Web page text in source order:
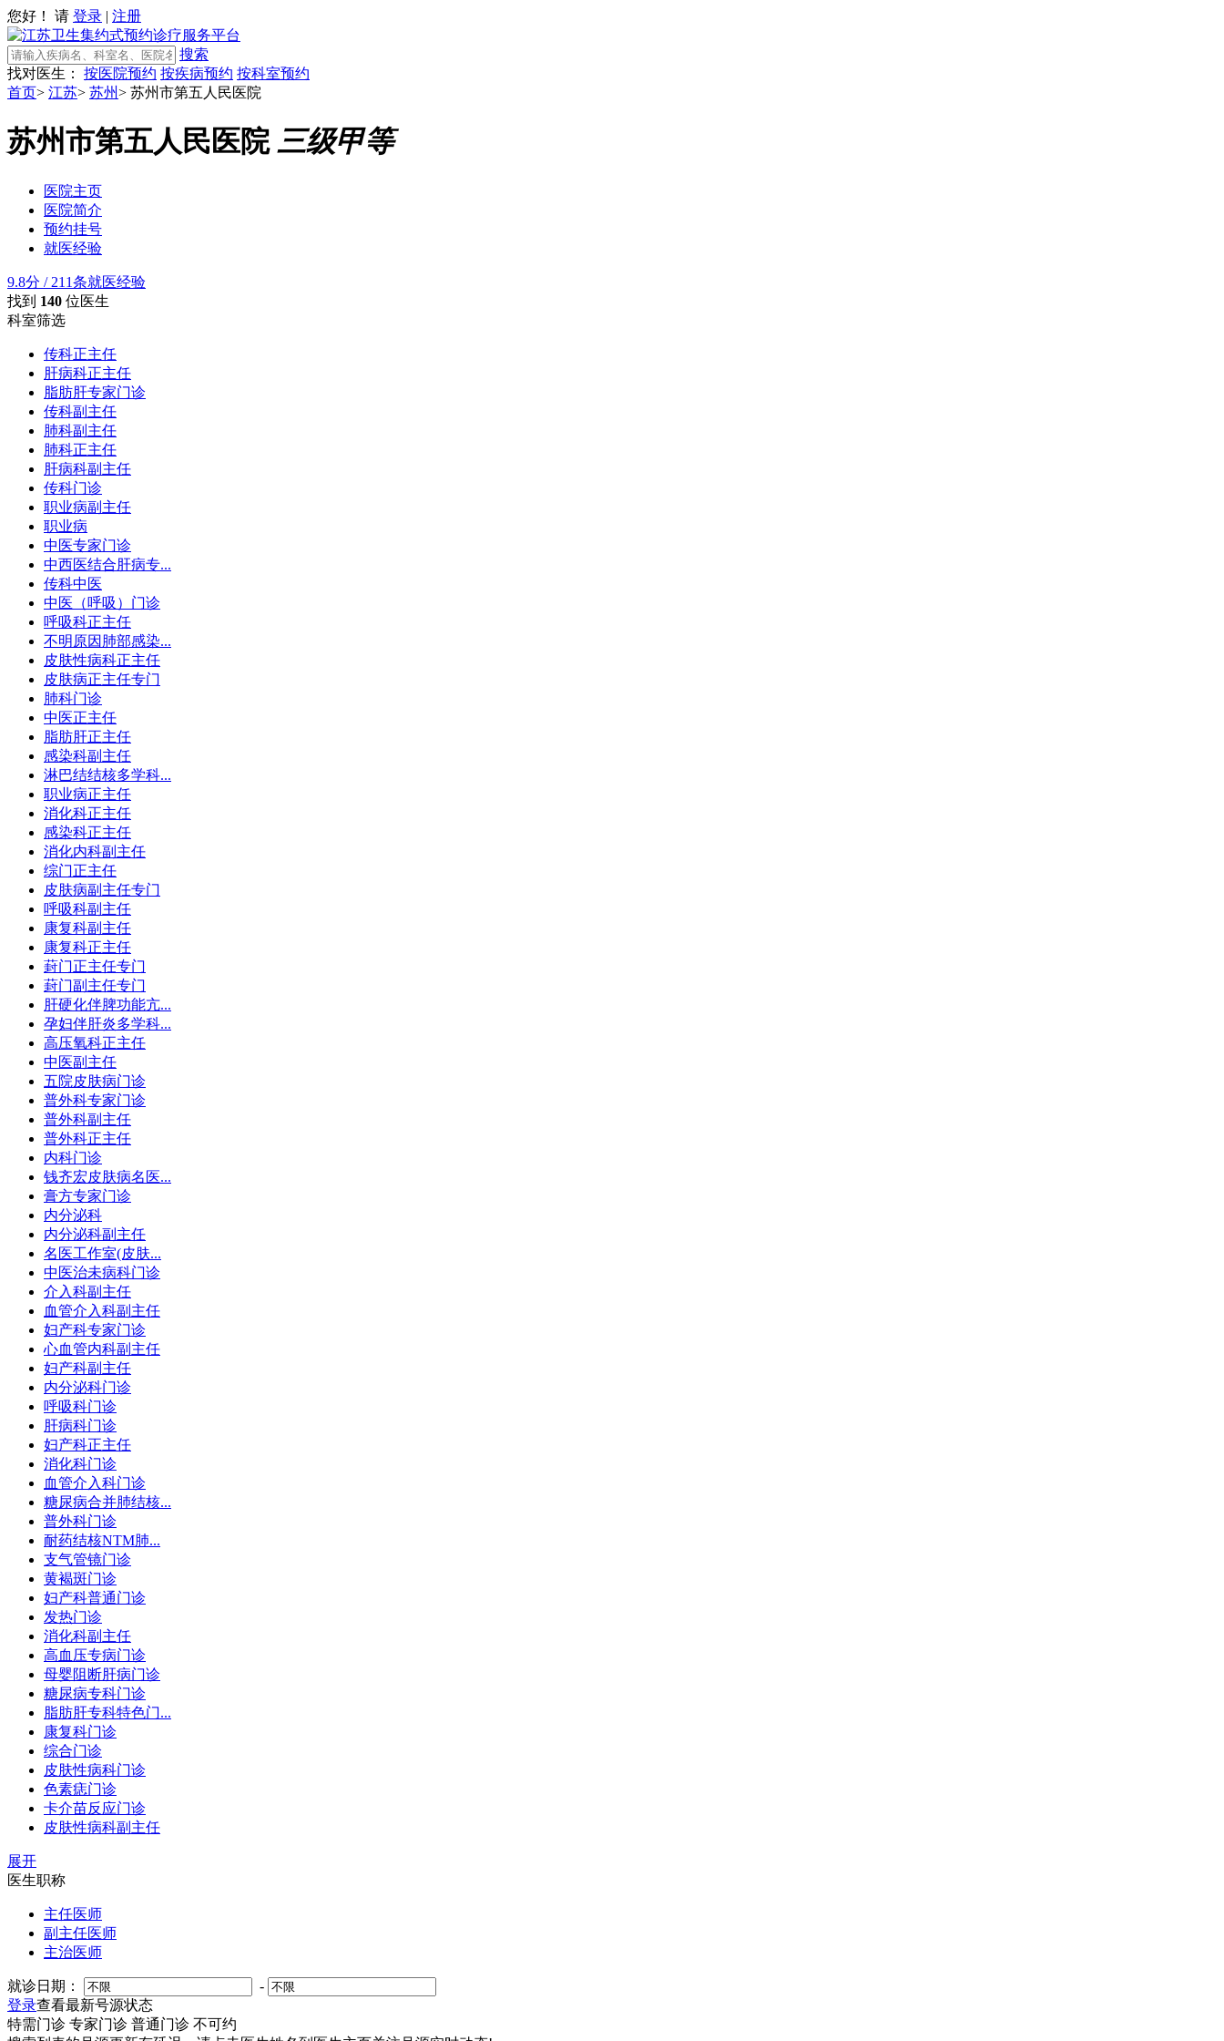
您好！ 请 登录 | 注册
搜索
找对医生：
按医院预约 按疾病预约 按科室预约
首页> 江苏> 苏州> 苏州市第五人民医院
苏州市第五人民医院 三级甲等
医院主页
医院简介
预约挂号
就医经验
9.8分 / 211条就医经验
找到 140 位医生
科室筛选
传科正主任
肝病科正主任
脂肪肝专家门诊
传科副主任
肺科副主任
肺科正主任
肝病科副主任
传科门诊
职业病副主任
职业病
中医专家门诊
中西医结合肝病专...
传科中医
中医（呼吸）门诊
呼吸科正主任
不明原因肺部感染...
皮肤性病科正主任
皮肤病正主任专门
肺科门诊
中医正主任
脂肪肝正主任
感染科副主任
淋巴结结核多学科...
职业病正主任
消化科正主任
感染科正主任
消化内科副主任
综门正主任
皮肤病副主任专门
呼吸科副主任
康复科副主任
康复科正主任
葑门正主任专门
葑门副主任专门
肝硬化伴脾功能亢...
孕妇伴肝炎多学科...
高压氧科正主任
中医副主任
五院皮肤病门诊
普外科专家门诊
普外科副主任
普外科正主任
内科门诊
钱齐宏皮肤病名医...
膏方专家门诊
内分泌科
内分泌科副主任
名医工作室(皮肤...
中医治未病科门诊
介入科副主任
血管介入科副主任
妇产科专家门诊
心血管内科副主任
妇产科副主任
内分泌科门诊
呼吸科门诊
肝病科门诊
妇产科正主任
消化科门诊
血管介入科门诊
糖尿病合并肺结核...
普外科门诊
耐药结核NTM肺...
支气管镜门诊
黄褐斑门诊
妇产科普通门诊
发热门诊
消化科副主任
高血压专病门诊
母婴阻断肝病门诊
糖尿病专科门诊
脂肪肝专科特色门...
康复科门诊
综合门诊
皮肤性病科门诊
色素痣门诊
卡介苗反应门诊
皮肤性病科副主任
展开
医生职称
主任医师
副主任医师
主治医师
就诊日期：
-
登录查看最新号源状态
特需门诊 专家门诊 普通门诊 不可约